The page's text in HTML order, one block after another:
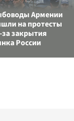
Армении
на протесты
за закрытия
России